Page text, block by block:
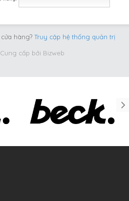
hàng? Truy cập hệ thống quản trị
Cung cấp bởi Bizweb